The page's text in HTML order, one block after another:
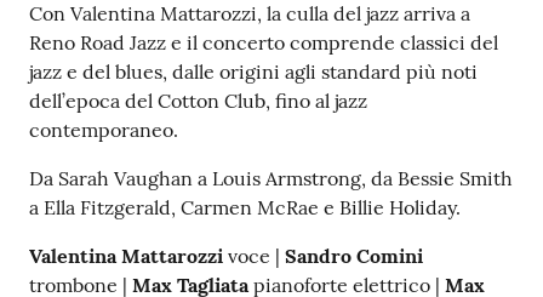
Con Valentina Mattarozzi, la culla del jazz arriva a
Reno Road Jazz e il concerto comprende classici del
jazz e del blues, dalle origini agli standard più noti
dell’epoca del Cotton Club, fino al jazz
contemporaneo.
Da Sarah Vaughan a Louis Armstrong, da Bessie Smith
a Ella Fitzgerald, Carmen McRae e Billie Holiday.
Valentina Mattarozzi voce | Sandro Comini
trombone | Max Tagliatapianoforte elettrico | Max